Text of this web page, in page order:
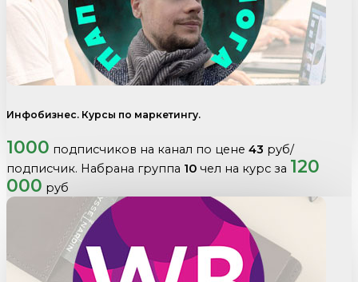
Инфобизнес. Курсы по маркетингу.
1000 подписчиков на канал по цене 43 руб/
подписчик. Набрана группа 10 чел на курс за 120
000 руб